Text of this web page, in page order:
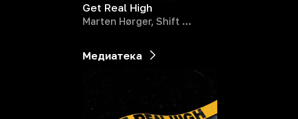
Get Real High
Marten Hørger, Shift K3Y
Медиатека